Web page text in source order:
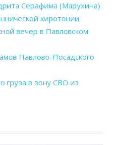
Серафима (Марухина)
хиротонии
вечер в Павловском
Павлово-Посадского
груза в зону СВО из